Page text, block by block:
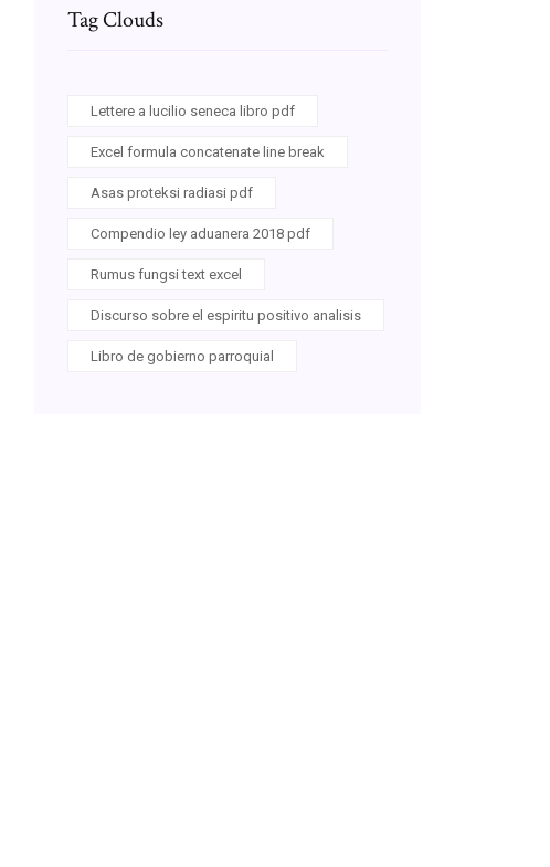
Tag Clouds
Lettere a lucilio seneca libro pdf
Excel formula concatenate line break
Asas proteksi radiasi pdf
Compendio ley aduanera 2018 pdf
Rumus fungsi text excel
Discurso sobre el espiritu positivo analisis
Libro de gobierno parroquial